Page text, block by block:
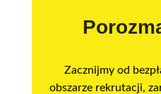
Zacznijmy od
obszarze rekrutacji,